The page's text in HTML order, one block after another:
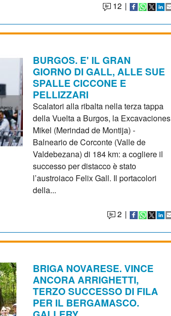
12 |
BURGOS. E' IL GRAN
GIORNO DI GALL, ALLE SUE
SPALLE CICCONE E
PELLIZZARI
Scalatori alla ribalta nella terza tappa
della Vuelta a Burgos, la Excavaciones
Mikel (Merindad de Montija) -
Balneario de Corconte (Valle de
Valdebezana) di 184 km: a cogliere il
successo per distacco è stato
l’austroiaco Felix Gall. Il portacolori
della...
2 |
BRIGA NOVARESE. VINCE
ANCORA ARRIGHETTI,
TERZO SUCCESSO DI FILA
PER IL BERGAMASCO.